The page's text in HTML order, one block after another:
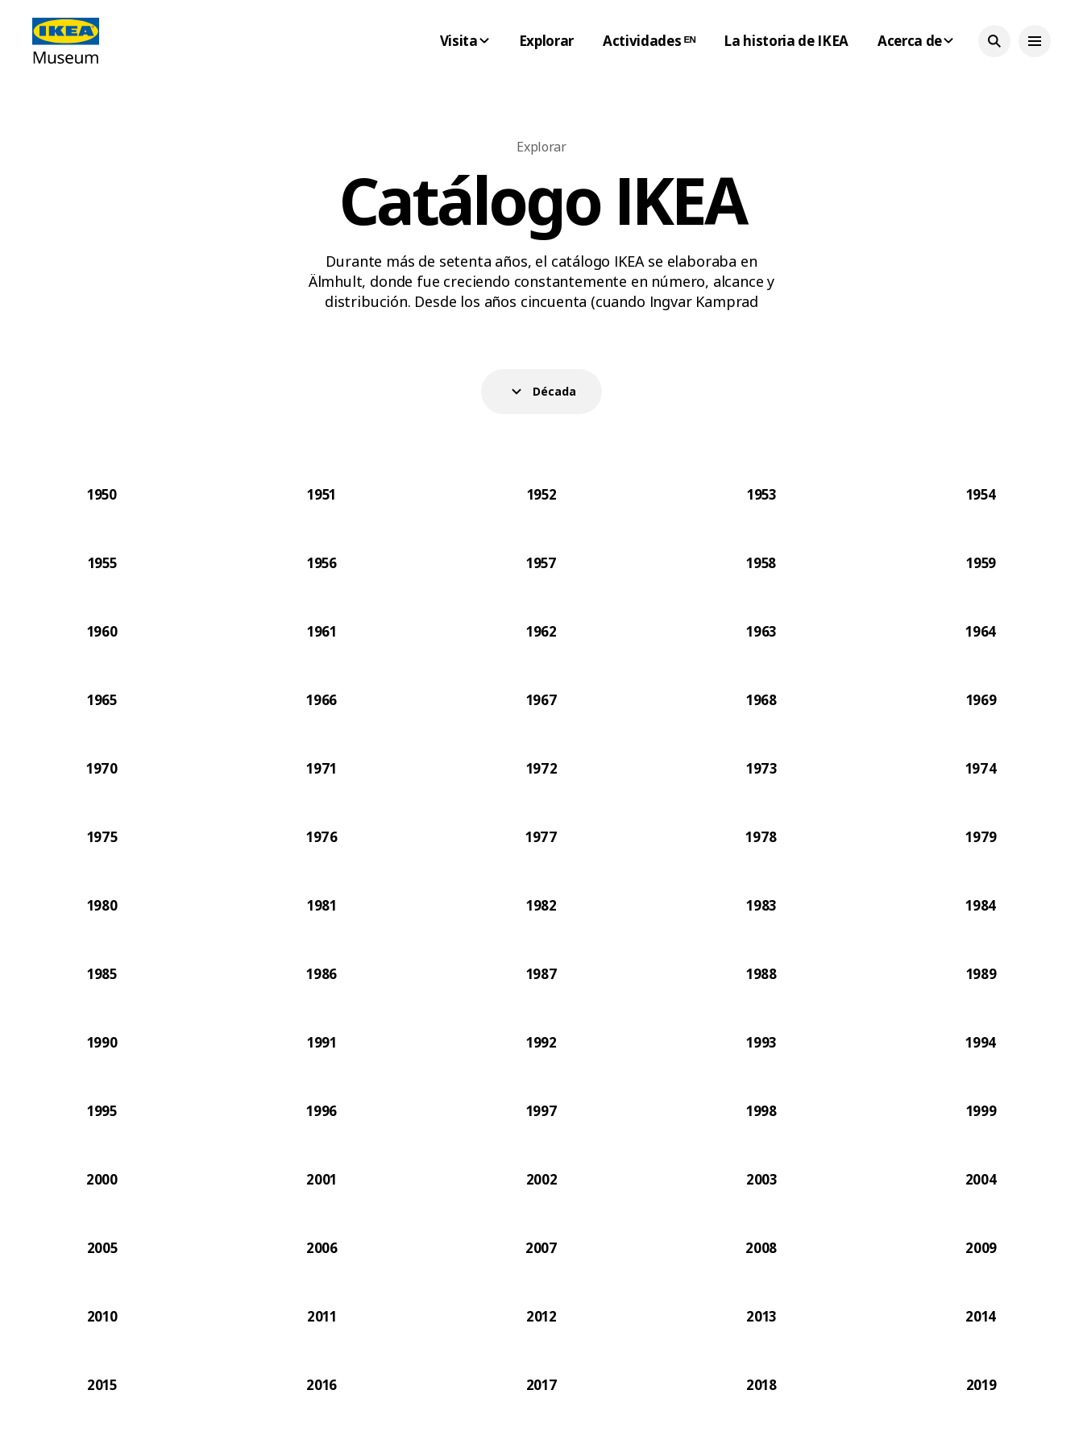
Visita Explorar Actividades ᴱᴺ La historia de IKEA Acerca de
Explorar
Catálogo IKEA
Durante más de setenta años, el catálogo IKEA se elaboraba en
Älmhult, donde fue creciendo constantemente en número, alcance y
distribución. Desde los años cincuenta (cuando Ingvar Kamprad
cada época. El catálogo IKEA de 2021 fue el último en imprimirse en
papel.
Década
1950 1951 1952 1953 1954
1955 1956 1957 1958 1959
1960 1961 1962 1963 1964
1965 1966 1967 1968 1969
1970 1971 1972 1973 1974
1975 1976 1977 1978 1979
1980 1981 1982 1983 1984
1985 1986 1987 1988 1989
1990 1991 1992 1993 1994
1995 1996 1997 1998 1999
2000 2001 2002 2003 2004
2005 2006 2007 2008 2009
2010 2011 2012 2013 2014
2015 2016 2017 2018 2019